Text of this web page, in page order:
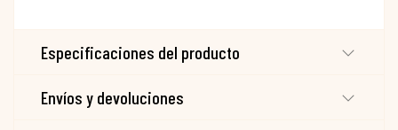
Especificaciones del producto
Envíos y devoluciones